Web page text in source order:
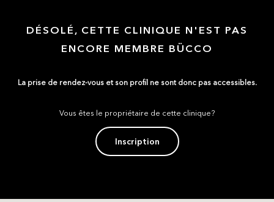
DÉSOLÉ, CETTE CLINIQUE N'EST PAS
ENCORE MEMBRE BÜCCO
La prise de rendez-vous et son profil ne sont donc pas accessibles.
Vous êtes le propriétaire de cette clinique?
Inscription